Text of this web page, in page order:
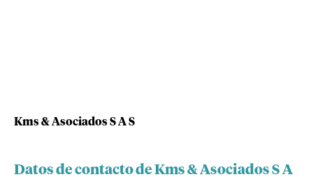
Kms & Asociados S A S
Datos de contacto de Kms & Asociados S A